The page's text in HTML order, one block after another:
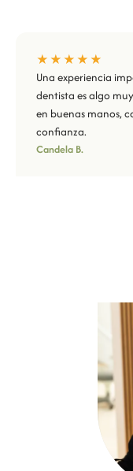
★★★★★
Una experiencia
dentista es algo
en buenas manos,
confianza.
Candela B.